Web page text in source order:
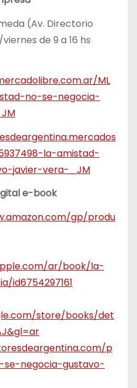
(Av. Directorio
de 9 a 16 hs
ML
no-se-negocia-
la-amistad-
javier-vera-_JM
e-book
gp/produ
ar/book/la-
id6754297161
store/books/det
p
negocia-gustavo-